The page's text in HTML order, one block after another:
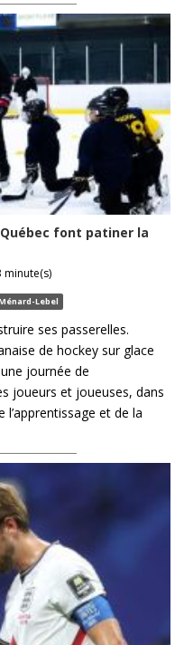
font patiner la
minute(s)
Lebel
ses passerelles.
de hockey sur glace
journée de
joueurs et joueuses, dans
et de la